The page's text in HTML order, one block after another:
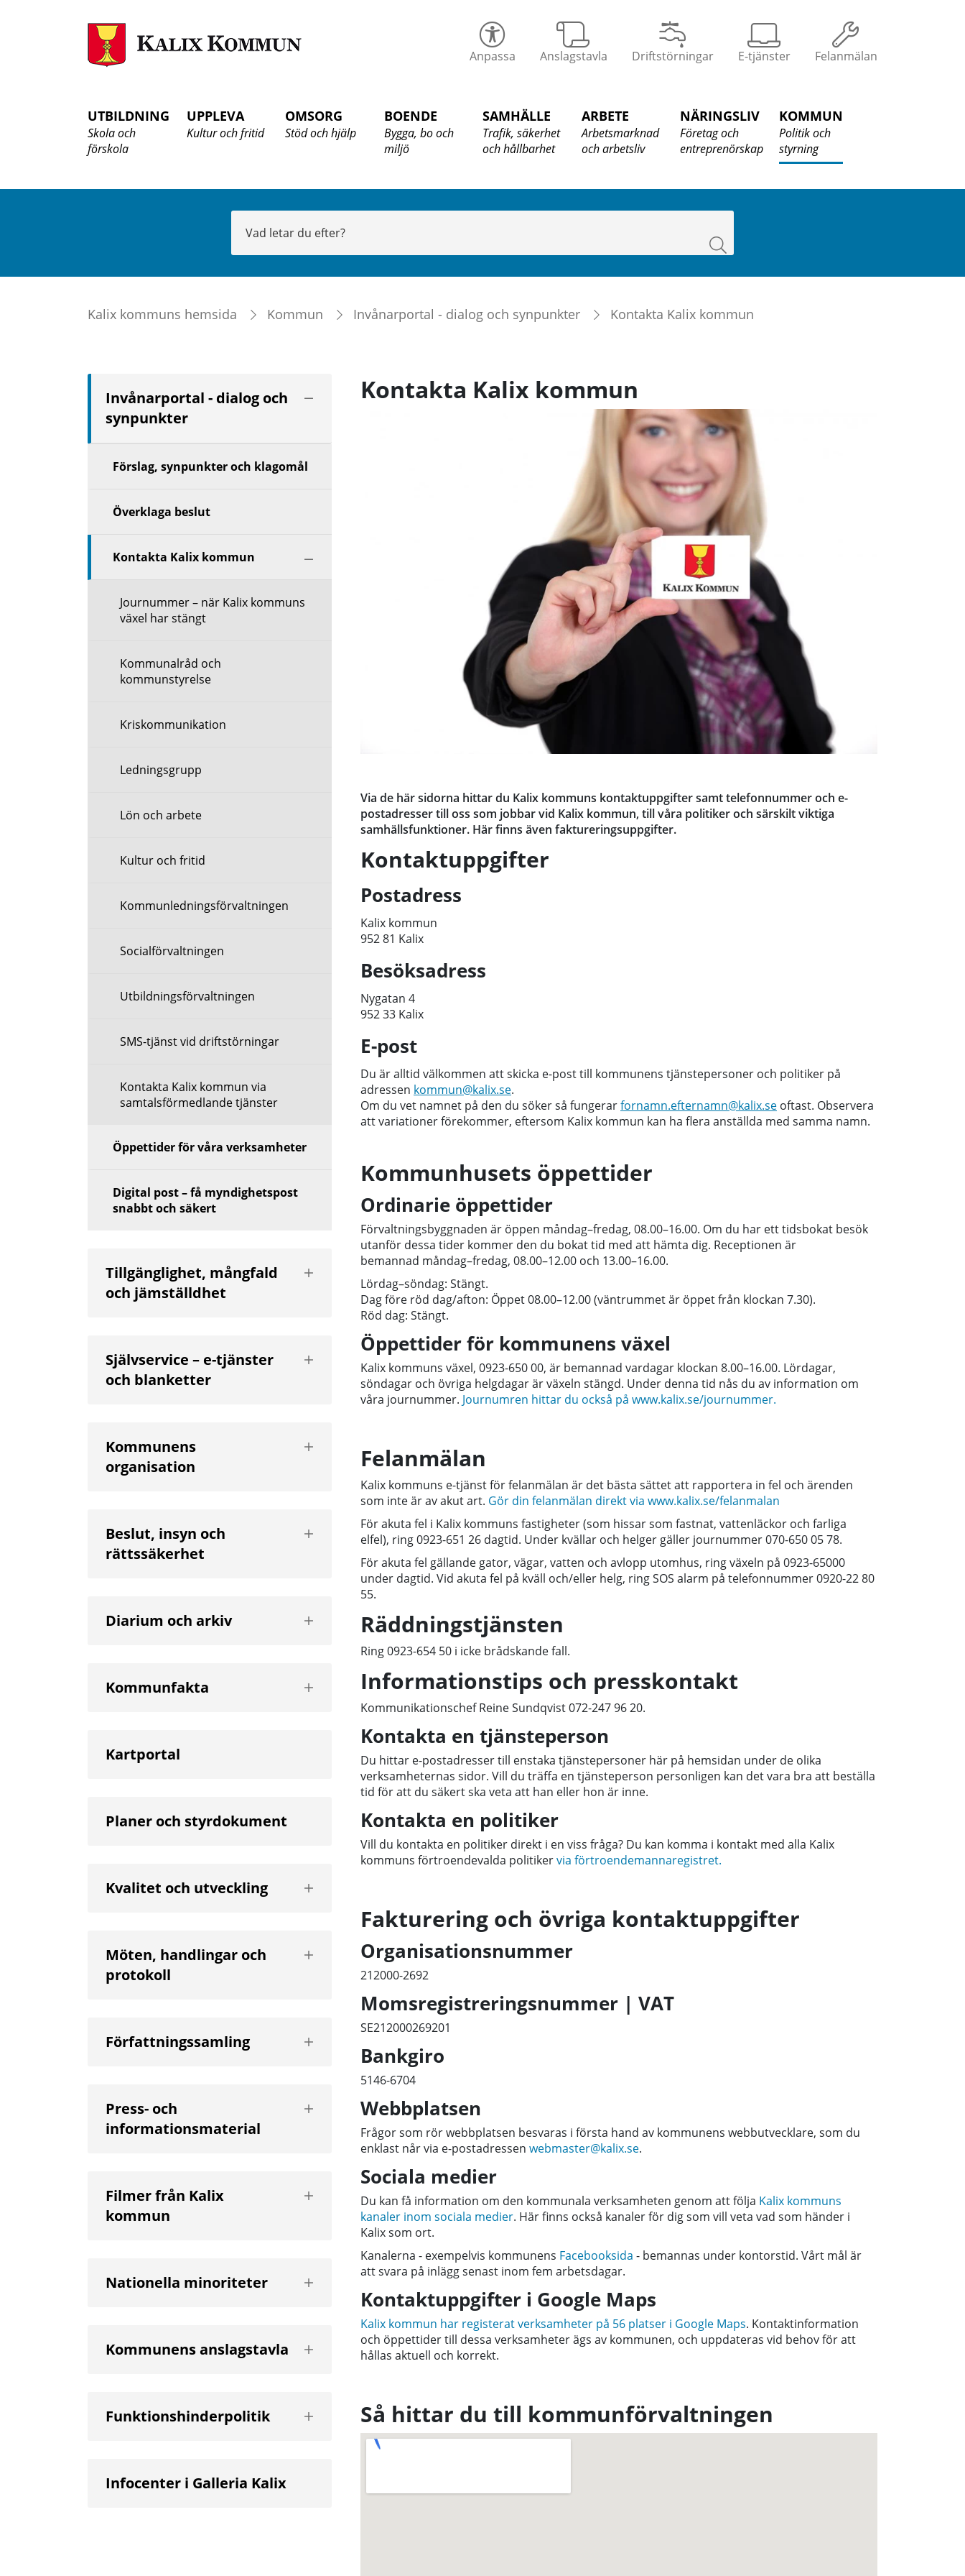
Anpassa Anslagstavla Driftstörningar E-tjänster Felanmälan
UTBILDNING
Skola och
förskola
UPPLEVA
Kultur och fritid
OMSORG
Stöd och hjälp
BOENDE
Bygga, bo och
miljö
SAMHÄLLE
Trafik, säkerhet
och hållbarhet
ARBETE
Arbetsmarknad
och arbetsliv
NÄRINGSLIV
Företag och
entreprenörskap
KOMMUN
Politik och
styrning
Sök
Kalix kommuns hemsida Kommun Invånarportal - dialog och synpunkter Kontakta Kalix kommun
Kontakta Kalix kommun
Via de här sidorna hittar du Kalix kommuns kontaktuppgifter samt telefonnummer och e-
postadresser till oss som jobbar vid Kalix kommun, till våra politiker och särskilt viktiga
samhällsfunktioner. Här finns även faktureringsuppgifter.
Kontaktuppgifter
Postadress
Kalix kommun
952 81 Kalix
Besöksadress
Nygatan 4
952 33 Kalix
E-post
Du är alltid välkommen att skicka e-post till kommunens tjänstepersoner och politiker på
adressen kommun@kalix.se.
Om du vet namnet på den du söker så fungerarfornamn.efternamn@kalix.se oftast. Observera
att variationer förekommer, eftersom Kalix kommun kan ha flera anställda med samma namn.
Kommunhusets öppettider
Ordinarie öppettider
Förvaltningsbyggnaden är öppen måndag–fredag, 08.00–16.00. Om du har ett tidsbokat besök
utanför dessa tider kommer den du bokat tid med att hämta dig. Receptionen är
bemannad måndag–fredag, 08.00–12.00 och 13.00–16.00.
Lördag–söndag: Stängt.
Dag före röd dag/afton: Öppet 08.00–12.00 (väntrummet är öppet från klockan 7.30).
Röd dag: Stängt.
Öppettider för kommunens växel
Kalix kommuns växel, 0923-650 00, är bemannad vardagar klockan 8.00–16.00. Lördagar,
söndagar och övriga helgdagar är växeln stängd. Under denna tid nås du av information om
våra journummer. Journumren hittar du också på www.kalix.se/journummer.
Felanmälan
Kalix kommuns e-tjänst för felanmälan är det bästa sättet att rapportera in fel och ärenden
som inte är av akut art. Gör din felanmälan direkt via www.kalix.se/felanmalan
För akuta fel i Kalix kommuns fastigheter (som hissar som fastnat, vattenläckor och farliga
elfel), ring0923-651 26 dagtid. Under kvällar och helger gäller journummer 070-650 05 78.
För akuta fel gällande gator, vägar, vatten och avlopp utomhus, ring växeln på 0923-65000
under dagtid. Vid akuta fel på kväll och/eller helg, ring SOS alarm på telefonnummer 0920-22 80
55.
Räddningstjänsten
Ring 0923-654 50 i icke brådskande fall.
Informationstips och presskontakt
Kommunikationschef Reine Sundqvist 072-247 96 20.
Kontakta en tjänsteperson
Du hittar e-postadresser till enstaka tjänstepersoner här på hemsidan under de olika
verksamheternas sidor. Vill du träffa en tjänsteperson personligen kan det vara bra att beställa
tid för att du säkert ska veta att han eller hon är inne.
Kontakta en politiker
Vill du kontakta en politiker direkt i en viss fråga? Du kan komma i kontakt med alla Kalix
kommuns förtroendevalda politikervia förtroendemannaregistret.
Fakturering och övriga kontaktuppgifter
Organisationsnummer
212000-2692
Momsregistreringsnummer | VAT
SE212000269201
Bankgiro
5146-6704
Webbplatsen
Frågor som rör webbplatsen besvaras i första hand av kommunens webbutvecklare, som du
enklast når via e-postadressen webmaster@kalix.se.
Sociala medier
Du kan få information om den kommunala verksamheten genom att följa Kalix kommuns
kanaler inom sociala medier. Här finns också kanaler för dig som vill veta vad som händer i
Kalix som ort.
Kanalerna - exempelvis kommunens Facebooksida - bemannas under kontorstid. Vårt mål är
att svara på inlägg senast inom fem arbetsdagar.
Kontaktuppgifter i Google Maps
Kalix kommun har registerat verksamheter på 56 platser i Google Maps. Kontaktinformation
och öppettider till dessa verksamheter ägs av kommunen, och uppdateras vid behov för att
hållas aktuell och korrekt.
Så hittar du till kommunförvaltningen
Invånarportal - dialog och
synpunkter
Förslag, synpunkter och klagomål
Överklaga beslut
Kontakta Kalix kommun
Journummer – när Kalix kommuns
växel har stängt
Kommunalråd och
kommunstyrelse
Kriskommunikation
Ledningsgrupp
Lön och arbete
Kultur och fritid
Kommunledningsförvaltningen
Socialförvaltningen
Utbildningsförvaltningen
SMS-tjänst vid driftstörningar
Kontakta Kalix kommun via
samtalsförmedlande tjänster
Öppettider för våra verksamheter
Digital post – få myndighetspost
snabbt och säkert
Tillgänglighet, mångfald
och jämställdhet
Visa
nästa
Självservice – e-tjänster
och blanketter
Visa
nästa
Kommunens
organisation
Visa
nästa
Beslut, insyn och
rättssäkerhet
Visa
nästa
Diarium och arkiv
Visa
nästa
Kommunfakta
Visa
nästa
Kartportal
Planer och styrdokument
Kvalitet och utveckling
Visa
nästa
Möten, handlingar och
protokoll
Visa
nästa
Författningssamling
Visa
nästa
Press- och
informationsmaterial
Visa
nästa
Filmer från Kalix
kommun
Visa
nästa
Nationella minoriteter
Visa
nästa
Kommunens anslagstavla
Visa
nästa
Funktionshinderpolitik
Visa
nästa
Infocenter i Galleria Kalix